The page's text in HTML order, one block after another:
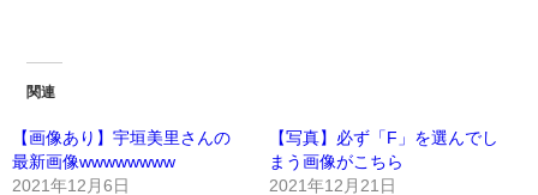
関連
【画像あり】宇垣美里さんの
最新画像wwwwwwww
2021年12月6日
【写真】必ず「F」を選んでし
まう画像がこちら
2021年12月21日